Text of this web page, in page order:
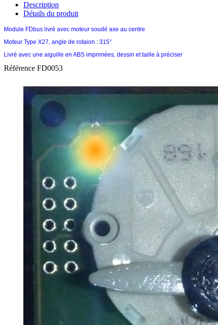
Description
Détails du produit
Module FDbus livré avec moteur soudé axe au centre
Moteur Type X27, angle de rotaion : 315°
Livré avec une aiguille en ABS imprimées, dessin et taille à préciser
Référence FD0053